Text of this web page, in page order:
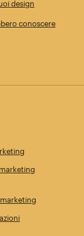
design
conoscere